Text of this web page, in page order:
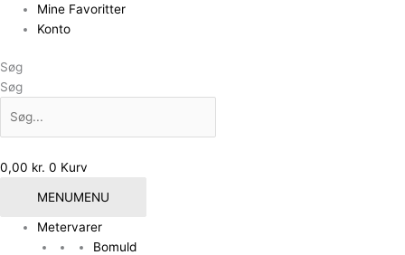
Mine Favoritter
Konto
Søg
Søg
0,00 kr. 0 Kurv
MENUMENU
Metervarer
Bomuld